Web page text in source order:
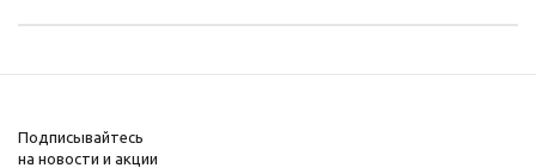
Подписывайтесь
на новости и акции